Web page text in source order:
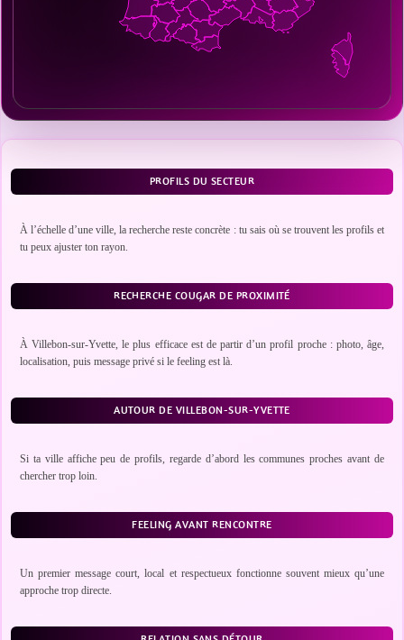
PROFILS DU SECTEUR
À l’échelle d’une ville, la recherche reste concrète : tu sais où se trouvent les profils et
tu peux ajuster ton rayon.
RECHERCHE COUGAR DE PROXIMITÉ
À Villebon-sur-Yvette, le plus efficace est de partir d’un profil proche : photo, âge,
localisation, puis message privé si le feeling est là.
AUTOUR DE VILLEBON-SUR-YVETTE
Si ta ville affiche peu de profils, regarde d’abord les communes proches avant de
chercher trop loin.
FEELING AVANT RENCONTRE
Un premier message court, local et respectueux fonctionne souvent mieux qu’une
approche trop directe.